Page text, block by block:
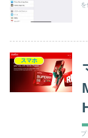
を
スマホ